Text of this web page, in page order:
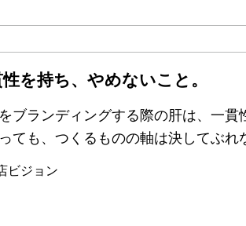
を持ち、やめないこと。
ブランディングする際の肝は、一
ても、つくるものの軸は決してぶれ
ビジョン